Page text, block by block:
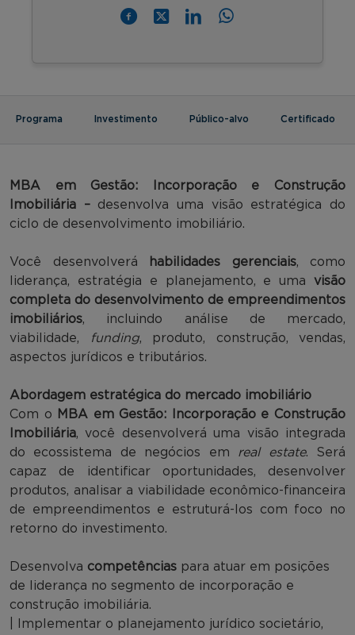
Programa Investimento Público-alvo Certificado
MBA em Gestão: Incorporação e Construção
Imobiliária –desenvolva uma visão estratégica do
ciclo de desenvolvimento imobiliário.
Você desenvolverá habilidades gerenciais, como
liderança, estratégia e planejamento, e uma visão
completa do desenvolvimento de empreendimentos
imobiliários, incluindo análise de mercado,
viabilidade,
funding, produto, construção, vendas,
aspectos jurídicos e tributários.
Abordagem estratégica do mercado imobiliário
Com o
MBA em Gestão: Incorporação e Construção
Imobiliária, você desenvolverá uma visão integrada
do ecossistema de negócios em real estate. Será
capaz de identificar oportunidades, desenvolver
produtos, analisar a viabilidade econômico-financeira
de empreendimentos e estruturá-los com foco no
retorno do investimento.
Desenvolva competências para atuar em posições
de liderança no segmento de incorporação e
construção imobiliária.
| Implementar o planejamento jurídico societário,